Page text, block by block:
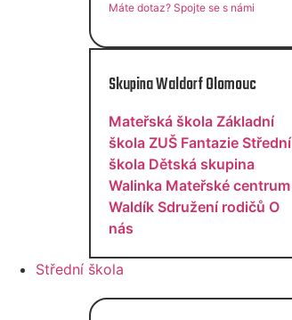
Máte dotaz? Spojte se s námi
Skupina Waldorf Olomouc
Mateřská škola Základní
škola ZUŠ Fantazie Střední
škola Dětská skupina
Walinka Mateřské centrum
Waldík Sdružení rodičů O
nás
Střední škola